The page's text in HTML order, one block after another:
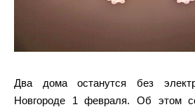
Два дома останутся без
Новгороде 1 февраля. Об этом